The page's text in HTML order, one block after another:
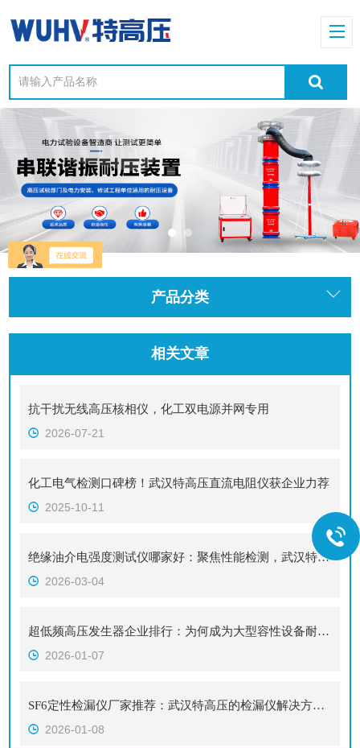
产品分类
相关文章
抗干扰无线高压核相仪，化工双电源并网专用
2026-07-21
化工电气检测口碑榜！武汉特高压直流电阻仪获企业力荐
2025-10-11
绝缘油介电强度测试仪哪家好：聚焦性能检测，武汉特高压测试仪的方案探讨
2026-03-04
超低频高压发生器企业排行：为何成为大型容性设备耐压试验之选？
2026-01-07
SF6定性检漏仪厂家推荐：武汉特高压的检漏仪解决方案与应用实践
2026-01-08